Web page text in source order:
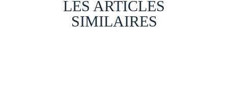
LES ARTICLES
SIMILAIRES